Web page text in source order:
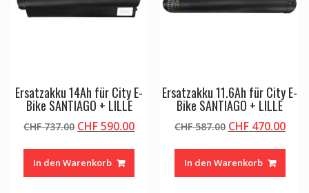
Ersatzakku 14Ah für City E-
Bike SANTIAGO + LILLE
CHF737.00 Ursprünglicher
war:
CHF 737.00
CHF590.00Aktueller
CHF 590.00.
In den Warenkorb
Ersatzakku 11.6Ah für City E-
Bike SANTIAGO + LILLE
CHF587.00 Ursprünglicher
war:
CHF 587.00
CHF470.00
In den Warenkorb